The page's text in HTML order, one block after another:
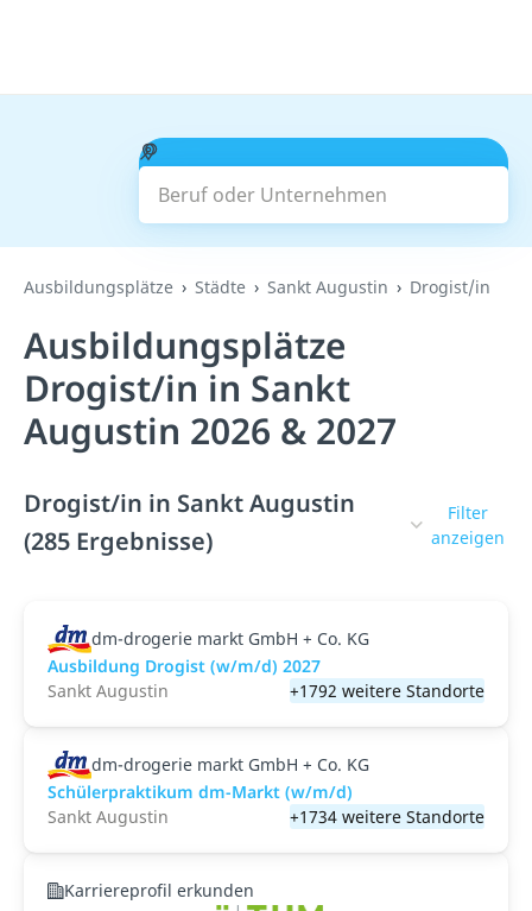
Beruf oder Unternehmen
Suchen
Ausbildungsplätze Städte Sankt Augustin Drogist/in
Ausbildungsplätze
Drogist/in in Sankt
Augustin 2026 & 2027
Drogist/in in Sankt Augustin
(285 Ergebnisse)
Filter
anzeigen
dm-drogerie markt GmbH + Co. KG
Ausbildung Drogist (w/m/d) 2027
Sankt Augustin
+1792 weitere Standorte
dm-drogerie markt GmbH + Co. KG
Schülerpraktikum dm-Markt (w/m/d)
Sankt Augustin
+1734 weitere Standorte
Karriereprofil erkunden